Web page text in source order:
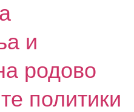
и
родово
политики